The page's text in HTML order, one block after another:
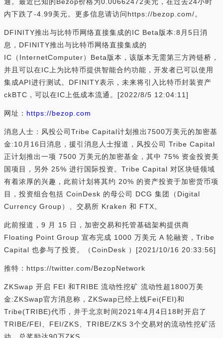
内下跌了-4.99美元。更多信息请访问https://bezop.com/。
DFINITY推出与比特币网络直接集成的IC Beta版本:8月5日消
息，DFINITY推出与比特币网络直接集成的
IC（InternetComputer）Beta版本，该版本无需第三方跨链桥，
并且可以在IC上为比特币提供智能合约功能，开发者已可以使用
集成API进行测试。DFINITY表示，未来将引入比特币封装资产
ckBTC，可以在IC上低成本流通。[2022/8/5 12:04:11]
网址： https://bezop.com
消息人士：风投公司Tribe Capital计划推出7500万美元的加密基
金:10月16日消息，援引消息人士报道，风投公司 Tribe Capital
正计划推出一项 7500 万美元的加密基金，其中 75% 资金投资美
国项目，另外 25% 进行国际投资。Tribe Capital 对区块链领域
有着浓厚的兴趣，此前计划将其约 20% 的资产投资于加密货币项
目，投资组合包括 CoinDesk 的母公司 DCG 集团（Digital
Currency Group）、交易所 Kraken 和 FTX。
此前报道，9 月 15 日，加密交易和托管基础架构提供商
Floating Point Group 宣布完成 1000 万美元 A 轮融资，Tribe
Capital 也参与了投资。（CoinDesk ）[2021/10/16 20:33:56]
推特：https://twitter.com/BezopNetwork
ZKSwap 开启 FEI 和TRIBE 流动性挖矿 流动性超1800万美
金:ZKSwap官方消息称，ZKSwap已经上线Fei(FEI)和
Tribe(TRIBE)代币，并于北京时间2021年4月4日18时开启了
TRIBE/FEI、FEI/ZKS、TRIBE/ZKS 3个交易对的流动性挖矿活